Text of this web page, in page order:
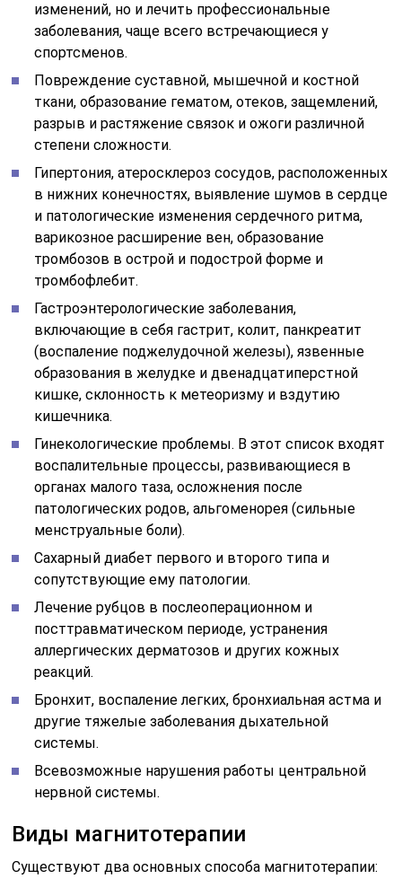
изменений, но и лечить профессиональные
заболевания, чаще всего встречающиеся у
спортсменов.
Повреждение суставной, мышечной и костной
ткани, образование гематом, отеков, защемлений,
разрыв и растяжение связок и ожоги различной
степени сложности.
Гипертония, атеросклероз сосудов, расположенных
в нижних конечностях, выявление шумов в сердце
и патологические изменения сердечного ритма,
варикозное расширение вен, образование
тромбозов в острой и подострой форме и
тромбофлебит.
Гастроэнтерологические заболевания,
включающие в себя гастрит, колит, панкреатит
(воспаление поджелудочной железы), язвенные
образования в желудке и двенадцатиперстной
кишке, склонность к метеоризму и вздутию
кишечника.
Гинекологические проблемы. В этот список входят
воспалительные процессы, развивающиеся в
органах малого таза, осложнения после
патологических родов, альгоменорея (сильные
менструальные боли).
Сахарный диабет первого и второго типа и
сопутствующие ему патологии.
Лечение рубцов в послеоперационном и
посттравматическом периоде, устранения
аллергических дерматозов и других кожных
реакций.
Бронхит, воспаление легких, бронхиальная астма и
другие тяжелые заболевания дыхательной
системы.
Всевозможные нарушения работы центральной
нервной системы.
Виды магнитотерапии
Существуют два основных способа магнитотерапии: